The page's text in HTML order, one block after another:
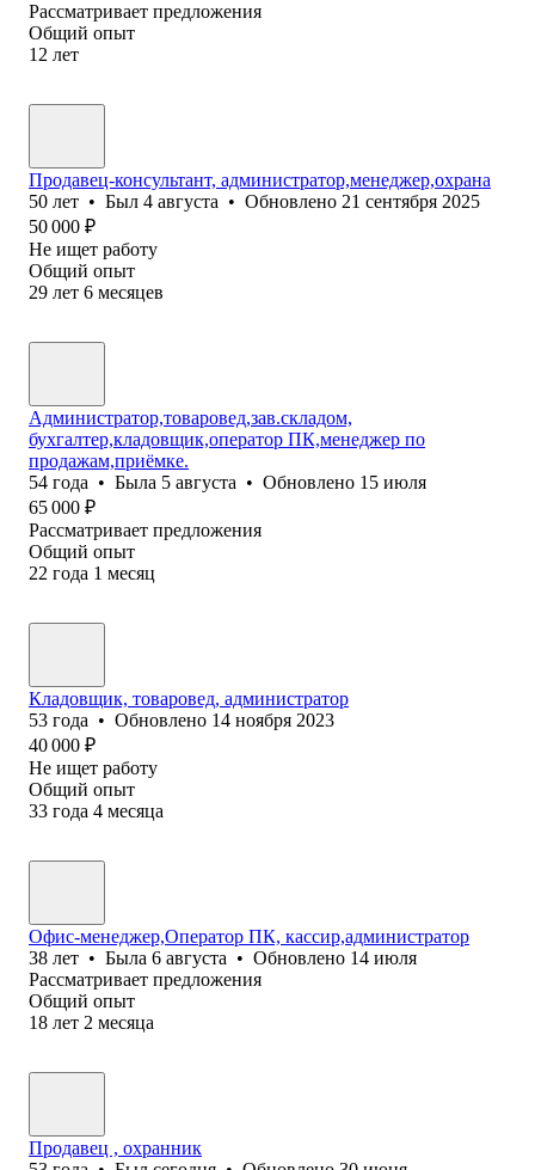
Рассматривает предложения
Общий опыт
12 лет
Продавец-консультант, администратор,менеджер,охрана
50 лет • Был 4 августа • Обновлено 21 сентября 2025
50 000 ₽
Не ищет работу
Общий опыт
29 лет 6 месяцев
Администратор,товаровед,зав.складом,
бухгалтер,кладовщик,оператор ПК,менеджер по
продажам,приёмке.
54 года • Была 5 августа • Обновлено 15 июля
65 000 ₽
Рассматривает предложения
Общий опыт
22 года 1 месяц
Кладовщик, товаровед, администратор
53 года • Обновлено 14 ноября 2023
40 000 ₽
Не ищет работу
Общий опыт
33 года 4 месяца
Офис-менеджер,Оператор ПК, кассир,администратор
38 лет • Была 6 августа • Обновлено 14 июля
Рассматривает предложения
Общий опыт
18 лет 2 месяца
Продавец , охранник